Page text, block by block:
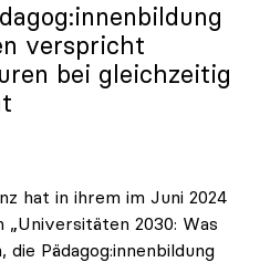
verspricht
bei gleichzeitig
hat in ihrem im Juni 2024
2030: Was
Pädagog:innenbildung